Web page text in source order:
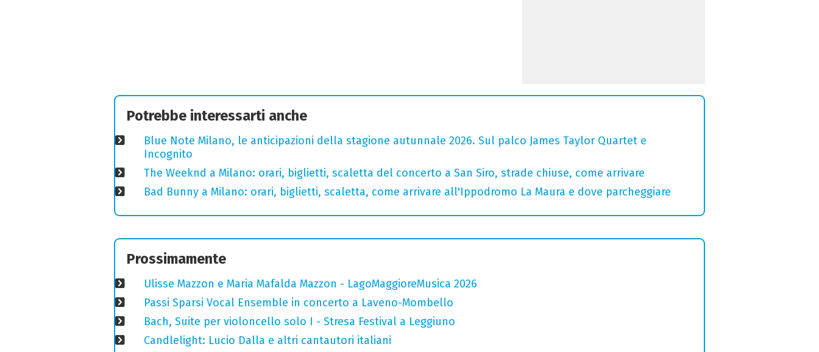
Potrebbe interessarti anche
Blue Note Milano, le anticipazioni della stagione autunnale 2026. Sul palco James Taylor Quartet e
Incognito
The Weeknd a Milano: orari, biglietti, scaletta del concerto a San Siro, strade chiuse, come arrivare
Bad Bunny a Milano: orari, biglietti, scaletta, come arrivare all'Ippodromo La Maura e dove parcheggiare
Prossimamente
Ulisse Mazzon e Maria Mafalda Mazzon - LagoMaggioreMusica 2026
Passi Sparsi Vocal Ensemble in concerto a Laveno-Mombello
Bach, Suite per violoncello solo I - Stresa Festival a Leggiuno
Candlelight: Lucio Dalla e altri cantautori italiani